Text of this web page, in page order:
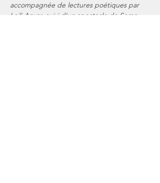
accompagnée de lectures poétiques par
Leili Anvar, suivi d'un spectacle de Sema